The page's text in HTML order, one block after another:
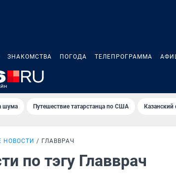
ЗНАКОМСТВА ПОГОДА ТЕЛЕПРОГРАММА
шума Путешествие татарстанца по США Казанский
НОВОСТИ ГЛАВВРАЧ
по тэгу Главврач